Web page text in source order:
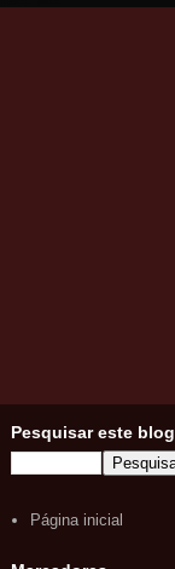
Pesquisar este blog
Página inicial